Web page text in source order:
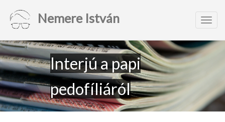
Nemere István
Interjú a papi
pedofíliáról